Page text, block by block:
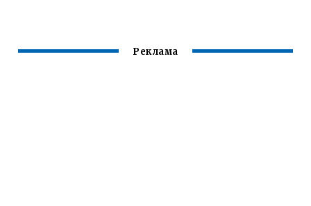
Реклама